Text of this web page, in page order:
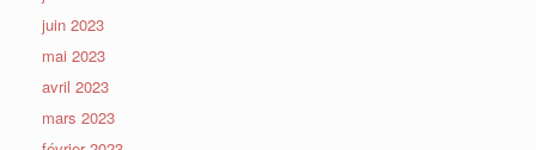
juin 2023
mai 2023
avril 2023
mars 2023